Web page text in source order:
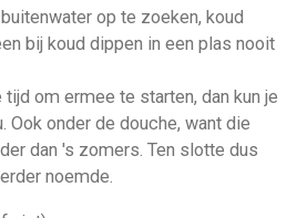
op te zoeken, koud
bij koud dippen in een plas nooit
om ermee te starten, dan kun je
Ook onder de douche, want die
dan 's zomers. Ten slotte dus
noemde.